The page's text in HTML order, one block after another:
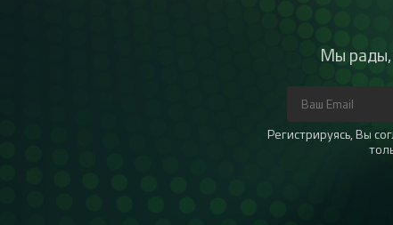
Мы рады,
Регистрируясь, Вы